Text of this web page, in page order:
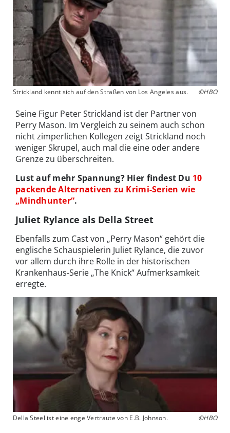
Strickland kennt sich auf den Straßen von Los Angeles aus. ©HBO
Seine Figur Peter Strickland ist der Partner von
Perry Mason. Im Vergleich zu seinem auch schon
nicht zimperlichen Kollegen zeigt Strickland noch
weniger Skrupel, auch mal die eine oder andere
Grenze zu überschreiten.
Lust auf mehr Spannung? Hier findest Du 10
packende Alternativen zu Krimi-Serien wie
„Mindhunter“.
Juliet Rylance als Della Street
Ebenfalls zum Cast von „Perry Mason“ gehört die
englische Schauspielerin Juliet Rylance, die zuvor
vor allem durch ihre Rolle in der historischen
Krankenhaus-Serie „The Knick“ Aufmerksamkeit
erregte.
Della Steel ist eine enge Vertraute von E.B. Johnson. ©HBO